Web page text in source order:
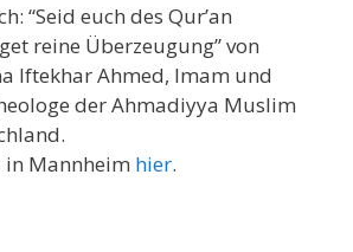
“Seid euch des Qur’an
reine Überzeugung” von
Iftekhar Ahmed, Imam und
der Ahmadiyya Muslim
in Mannheim hier.